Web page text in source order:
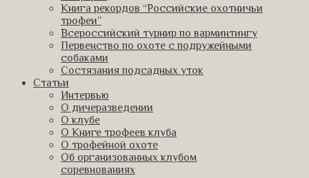
Книга рекордов “Российские охотничьи
трофеи”
Всероссийский турнир по варминтингу
Первенство по охоте с подружейными
собаками
Состязания подсадных уток
Статьи
Интервью
О дичеразведении
О клубе
О Книге трофеев клуба
О трофейной охоте
Об организованных клубом
соревнованиях